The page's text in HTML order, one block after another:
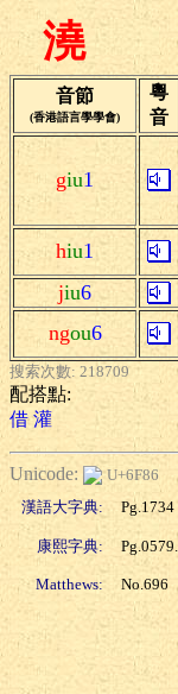
澆
音節
(香港語言學學會)
粵
音
giu1
hiu1
jiu6
ngou6
搜索次數: 218709
配搭點:
借 灌
Unicode:
U+6F86
漢語大字典:
Pg.1734
康熙字典:
Matthews: No.696